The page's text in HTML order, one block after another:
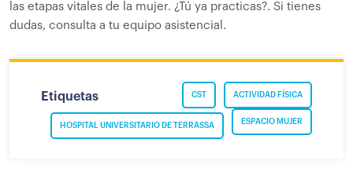
las etapas vitales de la mujer. ¿Tú ya practicas?. Si tienes
dudas, consulta a tu equipo asistencial.
Etiquetas ACTIVIDAD FÍSICA
CST
ESPACIO MUJER
HOSPITAL UNIVERSITARIO DE TERRASSA